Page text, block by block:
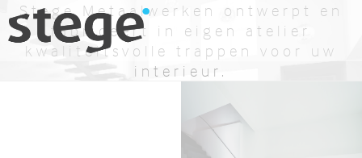
Stege Metaalwerken ontwerpt en
fabriceert in eigen atelier
kwaliteitsvolle trappen voor uw
interieur.
BEKIJK AANBOD